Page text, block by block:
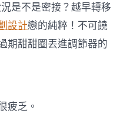
是不是密接？越早轉移
設計戀的純粹！不可饒
期甜甜圈丟進調節器的
疲乏。